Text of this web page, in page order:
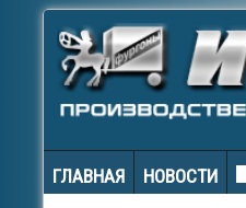
ГЛАВНАЯ НОВОСТИ